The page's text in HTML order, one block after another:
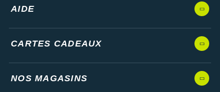
AIDE
CARTES CADEAUX
NOS MAGASINS